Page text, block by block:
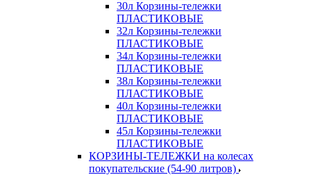
30л Корзины-тележки
ПЛАСТИКОВЫЕ
32л Корзины-тележки
ПЛАСТИКОВЫЕ
34л Корзины-тележки
ПЛАСТИКОВЫЕ
38л Корзины-тележки
ПЛАСТИКОВЫЕ
40л Корзины-тележки
ПЛАСТИКОВЫЕ
45л Корзины-тележки
ПЛАСТИКОВЫЕ
КОРЗИНЫ-ТЕЛЕЖКИ на колесах
покупательские (54-90 литров)